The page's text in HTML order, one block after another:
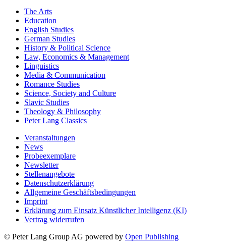
The Arts
Education
English Studies
German Studies
History & Political Science
Law, Economics & Management
Linguistics
Media & Communication
Romance Studies
Science, Society and Culture
Slavic Studies
Theology & Philosophy
Peter Lang Classics
Veranstaltungen
News
Probeexemplare
Newsletter
Stellenangebote
Datenschutzerklärung
Allgemeine Geschäftsbedingungen
Imprint
Erklärung zum Einsatz Künstlicher Intelligenz (KI)
Vertrag widerrufen
© Peter Lang Group AG powered by Open Publishing